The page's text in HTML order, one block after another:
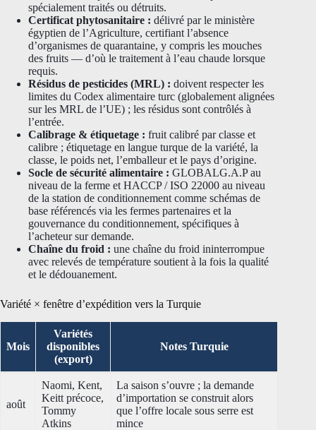
spécialement traités ou détruits.
Certificat phytosanitaire : délivré par le ministère
égyptien de l’Agriculture, certifiant l’absence
d’organismes de quarantaine, y compris les mouches
des fruits — d’où le traitement à l’eau chaude lorsque
requis.
Résidus de pesticides (MRL) : doivent respecter les
limites du Codex alimentaire turc (globalement alignées
sur les MRL de l’UE) ; les résidus sont contrôlés à
l’entrée.
Calibrage & étiquetage : fruit calibré par classe et
calibre ; étiquetage en langue turque de la variété, la
classe, le poids net, l’emballeur et le pays d’origine.
Socle de sécurité alimentaire : GLOBALG.A.P au
niveau de la ferme et HACCP / ISO 22000 au niveau
de la station de conditionnement comme schémas de
base référencés via les fermes partenaires et la
gouvernance du conditionnement, spécifiques à
l’acheteur sur demande.
Chaîne du froid : une chaîne du froid ininterrompue
avec relevés de température soutient à la fois la qualité
et le dédouanement.
Variété × fenêtre d’expédition vers la Turquie
Mois
Variétés
disponibles
(export)
Notes Turquie
août
Naomi, Kent,
Keitt précoce,
Tommy
Atkins
La saison s’ouvre ; la demande
d’importation se construit alors
que l’offre locale sous serre est
mince